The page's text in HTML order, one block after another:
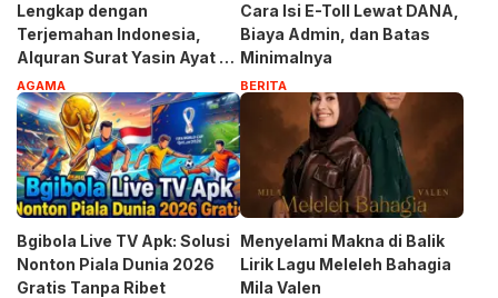
Lengkap dengan
Terjemahan Indonesia,
Alquran Surat Yasin Ayat 1-
83
AGAMA
Cara Isi E-Toll Lewat DANA,
Biaya Admin, dan Batas
Minimalnya
BERITA
Bgibola Live TV Apk: Solusi
Nonton Piala Dunia 2026
Gratis Tanpa Ribet
Menyelami Makna di Balik
Lirik Lagu Meleleh Bahagia
Mila Valen